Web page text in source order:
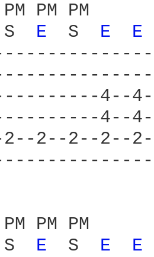
PM PM PM
S E S E E
4--
2--2--2--2--
PM PM PM
S E S E E